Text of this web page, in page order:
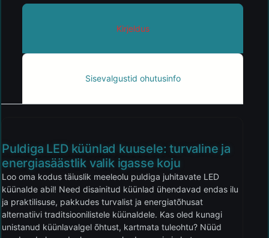
Kirjeldus
Sisevalgustid ohutusinfo
Puldiga LED küünlad kuusele: turvaline ja
energiasäästlik valik igasse koju
Loo oma kodus täiuslik meeleolu puldiga juhitavate LED
küünalde abil! Need disainitud küünlad ühendavad endas ilu
ja praktilisuse, pakkudes turvalist ja energiatõhusat
alternatiivi traditsioonilistele küünaldele. Kas oled kunagi
unistanud küünlavalgel õhtust, kartmata tuleohtu? Nüüd